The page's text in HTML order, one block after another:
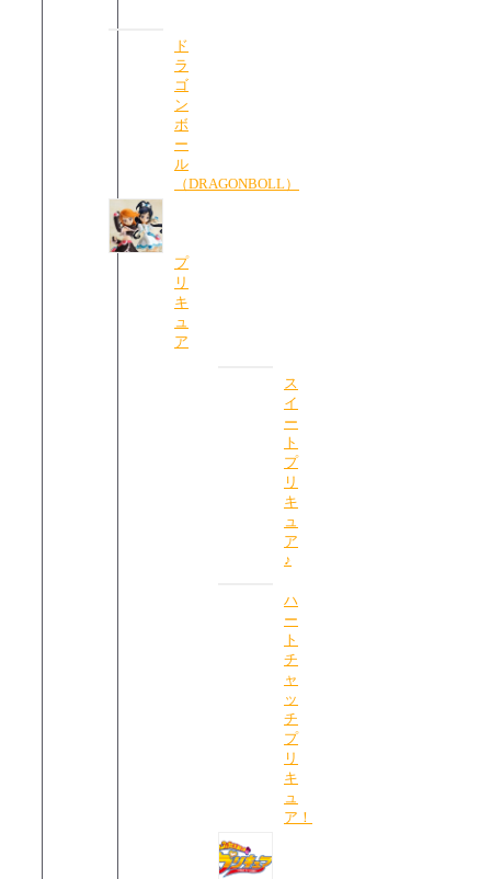
ド
ラ
ゴ
ン
ボ
ー
ル
（DRAGONBOLL）
プ
リ
キ
ュ
ア
ス
イ
ー
ト
プ
リ
キ
ュ
ア
♪
ハ
ー
ト
チ
ャ
ッ
チ
プ
リ
キ
ュ
ア！